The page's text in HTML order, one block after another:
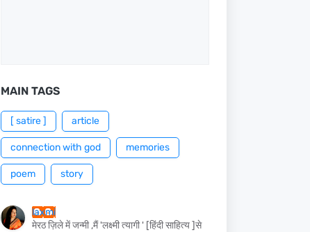
MAIN TAGS
[ satire ] article
connection with god memories
poem story
laxmi
मेरठ ज़िले में जन्मी ,मैं 'लक्ष्मी त्यागी ' [हिंदी साहित्य ]से